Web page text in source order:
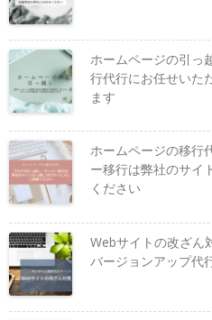
ホームページの引っ
行代行にお任せいた
ます
ホームページの移行
ー移行は弊社のサイ
ください
Webサイトの改ざん
バージョンアップ代